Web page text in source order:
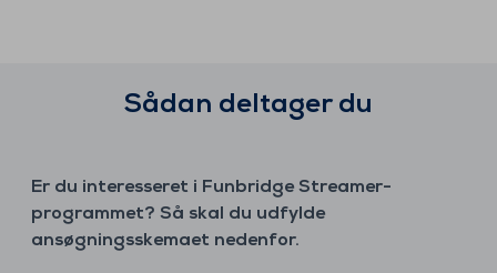
Sådan deltager du
Er du interesseret i Funbridge Streamer-
programmet? Så skal du udfylde
ansøgningsskemaet nedenfor.